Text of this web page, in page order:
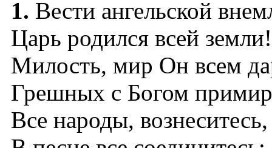
1. Вести ангельской
Царь родился всей земли!
Милость, мир Он всем
Грешных с Богом
Все народы, вознеситесь,